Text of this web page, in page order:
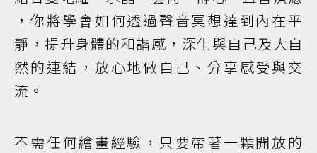
，你將學會如何透過聲音冥想達到內在平
靜，提升身體的和諧感，深化與自己及大自
然的連結，放心地做自己、分享感受與交
流。
不需任何繪畫經驗，只要帶著一顆開放的